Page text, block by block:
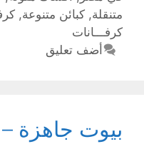
متنقلة, كبائن متنوعة,
كرفـــانات
أضف تعليق
بيوت جاهزة